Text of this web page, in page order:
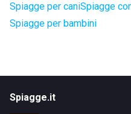
Spiagge per caniSpiagge
Spiagge per bambini
Spiagge.it